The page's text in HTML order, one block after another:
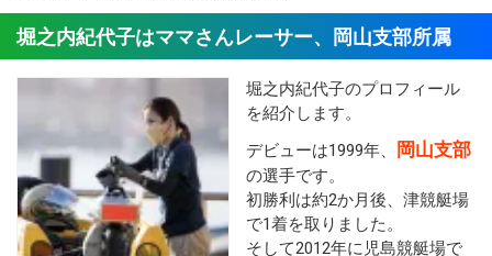
堀之内紀代子はママさんレーサー、岡山支部所属
堀之内紀代子のプロフィール
を紹介します。
デビューは1999年、
岡山支部
の選手です。
初勝利は約2か月後、津競艇場
で1着を取りました。
そして2012年に児島競艇場で